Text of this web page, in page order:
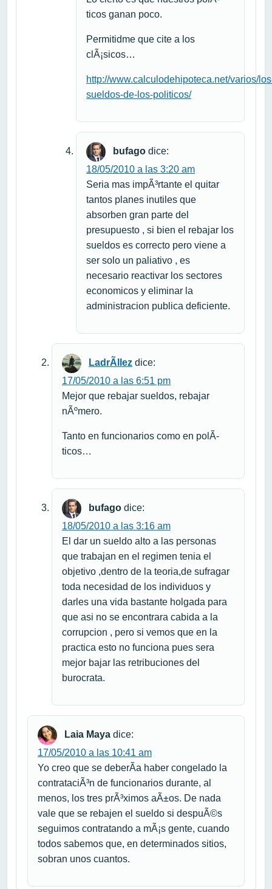
ticos ganan poco.
Permitidme que cite a los
clÃ¡sicos…
http://www.calculodehipoteca.net/varios/
sueldos-de-los-politicos/
bufago dice:
18/05/2010 a las 3:20 am
Seria mas impÃ³rtante el quitar
tantos planes inutiles que
absorben gran parte del
presupuesto , si bien el rebajar los
sueldos es correcto pero viene a
ser solo un paliativo , es
necesario reactivar los sectores
economicos y eliminar la
administracion publica deficiente.
LadrÃ­llez dice:
17/05/2010 a las 6:51 pm
Mejor que rebajar sueldos, rebajar
nÃºmero.
Tanto en funcionarios como en polÃ­
ticos…
bufago dice:
18/05/2010 a las 3:16 am
El dar un sueldo alto a las personas
que trabajan en el regimen tenia el
objetivo ,dentro de la teoria,de sufragar
toda necesidad de los individuos y
darles una vida bastante holgada para
que asi no se encontrara cabida a la
corrupcion , pero si vemos que en la
practica esto no funciona pues sera
mejor bajar las retribuciones del
burocrata.
Laia Maya dice:
17/05/2010 a las 10:41 am
Yo creo que se deberÃ­a haber congelado la
contrataciÃ³n de funcionarios durante, al
menos, los tres prÃ³ximos aÃ±os. De nada
vale que se rebajen el sueldo si despuÃ©s
seguimos contratando a mÃ¡s gente, cuando
todos sabemos que, en determinados sitios,
sobran unos cuantos.